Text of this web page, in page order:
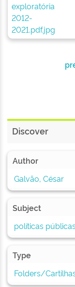
Discover
Author
Galvão, César
Subject
políticas públicas
Type
Folders/